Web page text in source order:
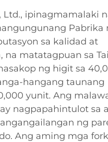
Ltd., ipinagmamalaki
Pabrika
sa kalidad at
matatagpuan sa
ng higit sa
hangang taunang
yunit. Ang
nagpapahintulot sa
ng
Ang aming mga